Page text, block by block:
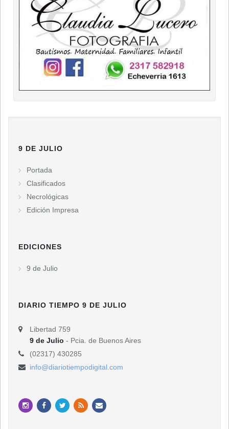
9 DE JULIO
Portada
Clasificados
Necrológicas
Edición Impresa
EDICIONES
9 de Julio
DIARIO TIEMPO 9 DE JULIO
Libertad 759
9 de Julio - Pcia. de Buenos Aires
(02317) 430285
info@diariotiempodigital.com